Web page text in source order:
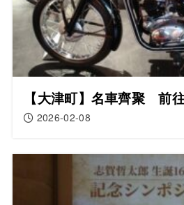
【大津町】名車齊聚 前
2026-02-08